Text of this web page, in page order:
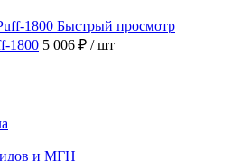
Быстрый просмотр
1800 5 006 ₽ / шт
и МГН